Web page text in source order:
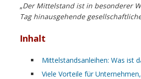
„Der Mittelstand ist in besonderer
Tag hinausgehende
Inhalt
Mittelstandsanleihen: Was ist
Viele Vorteile für